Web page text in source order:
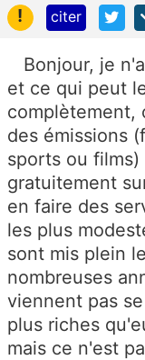
!
citer
Bonjour, je
et ce qui peut
complètement,
des émissions
sports ou
gratuitement
en faire des
les plus
sont mis plein
nombreuses
viennent pas
plus riches
mais ce n'est